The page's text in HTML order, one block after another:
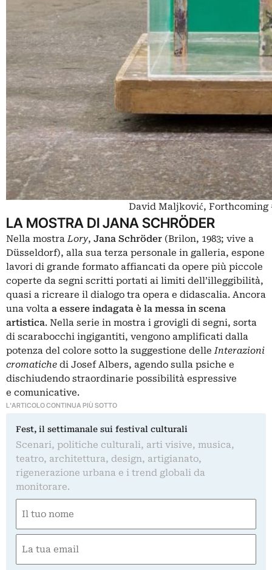
David Maljković, Forthcoming
LA MOSTRA DI JANA SCHRÖDER
Nella mostra Lory, Jana Schröder (Brilon, 1983; vive a
Düsseldorf), alla sua terza personale in galleria, espone
lavori di grande formato affiancati da opere più piccole
coperte da segni scritti portati ai limiti dell’illeggibilità,
quasi a ricreare il dialogo tra opera e didascalia. Ancora
una volta a essere indagata è la messa in scena
artistica. Nella serie in mostra i grovigli di segni, sorta
di scarabocchi ingigantiti, vengono amplificati dalla
potenza del colore sotto la suggestione delle Interazioni
cromatiche di Josef Albers, agendo sulla psiche e
dischiudendo straordinarie possibilità espressive
e comunicative.
L'ARTICOLO CONTINUA PIÙ SOTTO
Fest, il settimanale sui festival culturali
Scenari, politiche culturali, arti visive, musica,
teatro, architettura, design, artigianato,
rigenerazione urbana e i trend globali da
monitorare.
(Required)
First
(Required)